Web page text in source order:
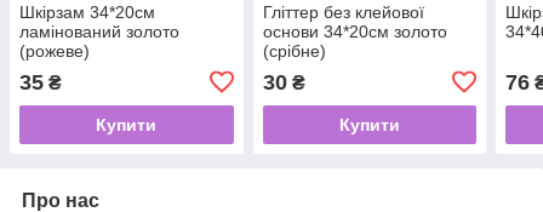
Шкірзам 34*20см
ламінований золото
(рожеве)
35 ₴
Купити
Гліттер без клейової
основи 34*20см золото
(срібне)
30₴
Купити
76
Про нас